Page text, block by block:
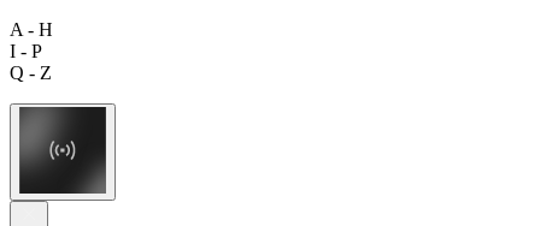
A - H
I - P
Q - Z